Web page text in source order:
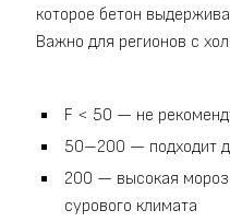
которое бетон
Важно для регионов с
F < 50 — не
50–200 — подходит
200 — высокая
сурового климата